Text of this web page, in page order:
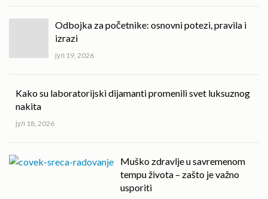
Odbojka za početnike: osnovni potezi, pravila i
izrazi
јул 19, 2026
Kako su laboratorijski dijamanti promenili svet luksuznog
nakita
јул 18, 2026
Muško zdravlje u savremenom
tempu života – zašto je važno
usporiti